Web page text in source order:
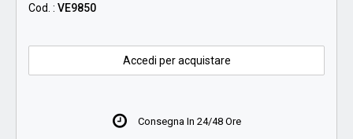
Cod. : VE9850
Accedi per acquistare
Consegna In 24/48 Ore